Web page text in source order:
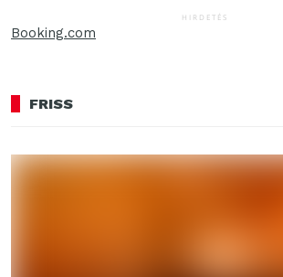
HIRDETÉS
Booking.com
FRISS